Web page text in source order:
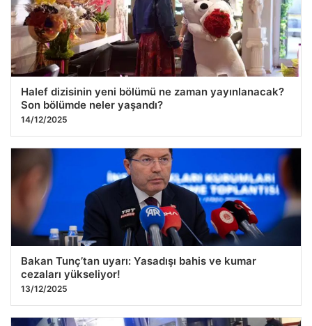
Meteorolojiden şiddetli yağış ve fırtına ihtarı
09.12.2025 10:23
Halef dizisinin yeni bölümü ne zaman yayınlanacak?
Son bölümde neler yaşandı?
14/12/2025
Bakan Tunç’tan uyarı: Yasadışı bahis ve kumar
cezaları yükseliyor!
13/12/2025